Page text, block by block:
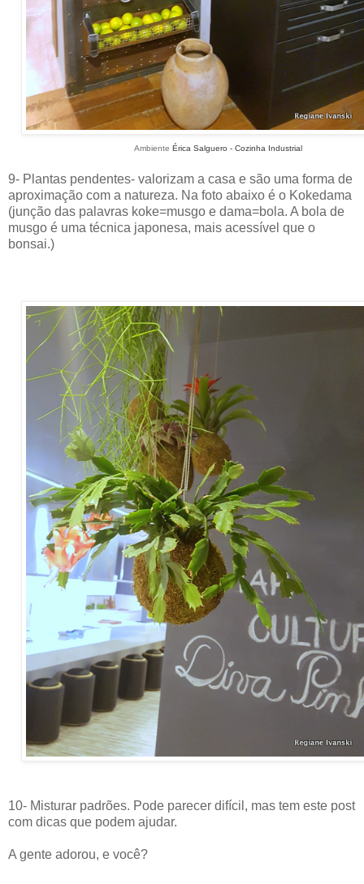
Ambiente Érica Salguero - Cozinha Industrial
9- Plantas pendentes- valorizam a casa e são uma forma de
aproximação com a natureza. Na foto abaixo é o Kokedama
(junção das palavras koke=musgo e dama=bola. A bola de
musgo é uma técnica japonesa, mais acessível que o
bonsai.)
10- Misturar padrões. Pode parecer difícil, mas tem este post
com dicas que podem ajudar.
A gente adorou, e você?